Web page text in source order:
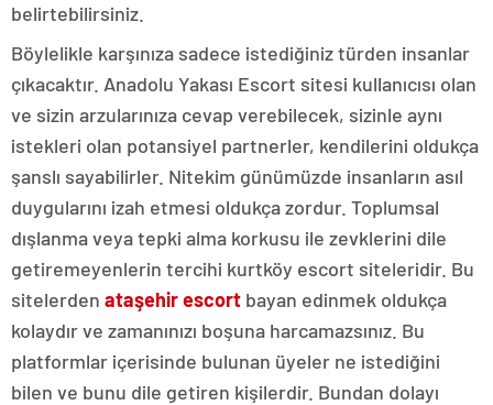
belirtebilirsiniz.
Böylelikle karşınıza sadece istediğiniz türden insanlar
çıkacaktır. Anadolu Yakası Escort sitesi kullanıcısı olan
ve sizin arzularınıza cevap verebilecek, sizinle aynı
istekleri olan potansiyel partnerler, kendilerini oldukça
şanslı sayabilirler. Nitekim günümüzde insanların asıl
duygularını izah etmesi oldukça zordur. Toplumsal
dışlanma veya tepki alma korkusu ile zevklerini dile
getiremeyenlerin tercihi kurtköy escort siteleridir. Bu
sitelerden ataşehir escort bayan edinmek oldukça
kolaydır ve zamanınızı boşuna harcamazsınız. Bu
platformlar içerisinde bulunan üyeler ne istediğini
bilen ve bunu dile getiren kişilerdir. Bundan dolayı